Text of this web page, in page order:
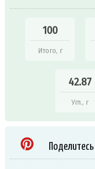
100
Итого, г
42.87
Угл., г